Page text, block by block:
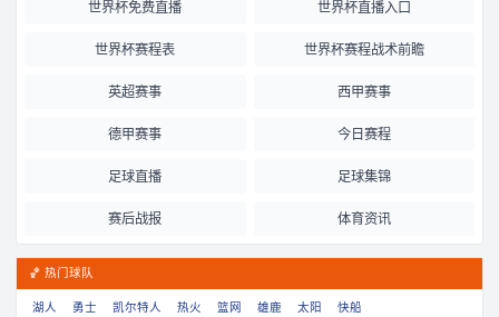
世界杯免费直播 世界杯直播入口
世界杯赛程表 世界杯赛程战术前瞻
英超赛事 西甲赛事
德甲赛事 今日赛程
足球直播 足球集锦
赛后战报 体育资讯
🏀 热门球队
湖人 勇士 凯尔特人 热火 篮网 雄鹿 太阳 快船